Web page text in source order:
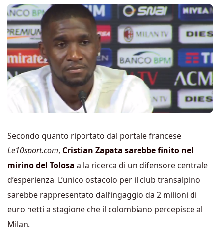
Secondo quanto riportato dal portale francese
Le10sport.com, Cristian Zapata sarebbe finito nel
mirino del Tolosa alla ricerca di un difensore centrale
d’esperienza. L’unico ostacolo per il club transalpino
sarebbe rappresentato dall’ingaggio da 2 milioni di
euro netti a stagione che il colombiano percepisce al
Milan.